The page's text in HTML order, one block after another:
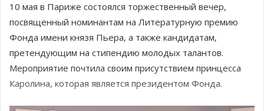
10 мая в Париже состоялся торжественный вечер,
посвященный номинантам на Литературную премию
Фонда имени князя Пьера, а также кандидатам,
претендующим на стипендию молодых талантов.
Мероприятие почтила своим присутствием принцесса
Каролина, которая является президентом Фонда.